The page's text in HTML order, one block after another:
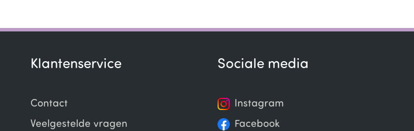
Klantenservice
Contact
Veelgestelde vragen
Sociale media
Instagram
Facebook